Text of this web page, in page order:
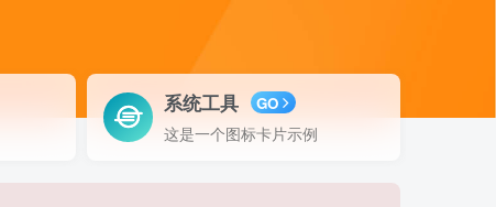
系统工具 GO
这是一个图标卡片示例